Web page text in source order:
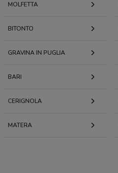
MOLFETTA
BITONTO
GRAVINA IN PUGLIA
BARI
CERIGNOLA
MATERA